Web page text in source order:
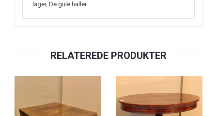
lager, De gule haller
RELATEREDE PRODUKTER